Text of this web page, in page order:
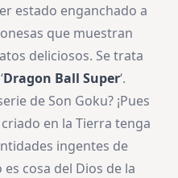
estado enganchado a
que muestran
deliciosos. Se trata
Dragon Ball Super‘.
de Son Goku? ¡Pues
en la Tierra tenga
ingentes de
cosa del Dios de la